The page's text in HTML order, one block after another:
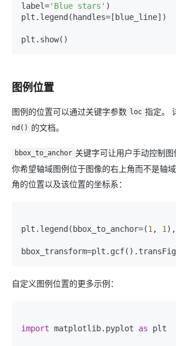
label='Blue stars' )
plt.legend(handles=[blue_line])
plt.show()
图例位置
图例的位置可以通过关键字参数 loc 指定。
nd() 的文档。
bbox_to_anchor 关键字可让用户手动控制
你希望轴域图例位于图像的右上角而不是轴
角的位置以及该位置的坐标系：
plt.legend(bbox_to_anchor=(1 , 1 ),
自定义图例位置的更多示例：
import matplotlib.pyplot as plt